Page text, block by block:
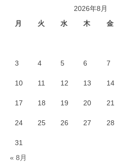
2026年8月
月
火 水 木 金
3 4 5 6 7
10 11 12 13 14
17 18 19 20 21
24 25 26 27 28
31
« 8月